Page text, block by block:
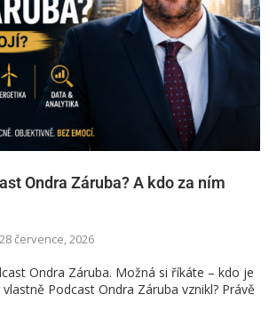
Ondra Záruba? A kdo za ním
28 července, 2026
Ondra Záruba. Možná si říkáte – kdo je
Podcast Ondra Záruba vznikl? Právě